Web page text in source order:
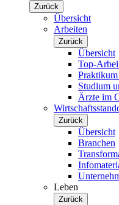
Zurück
Übersicht
Arbeiten
Zurück
Übersicht
Top-
Studium
Ärzte im
Zurück
Übersicht
Branchen
Leben
Zurück